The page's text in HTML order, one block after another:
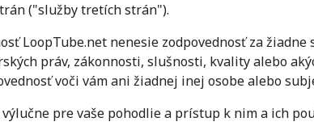
("služby tretích strán").
LoopTube.net nenesie zodpovednosť za
práv, zákonnosti, slušnosti, kvality alebo
voči vám ani žiadnej inej osobe alebo
pre vaše pohodlie a prístup k nim a ich